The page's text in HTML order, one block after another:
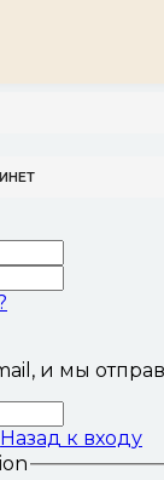
и мы
Назад к входу